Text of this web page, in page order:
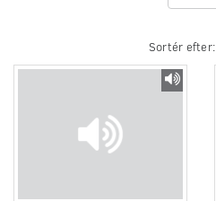
Sortér efter: